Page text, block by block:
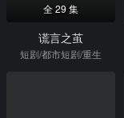
全 29 集
谎言之茧
短剧/都市短剧/重生